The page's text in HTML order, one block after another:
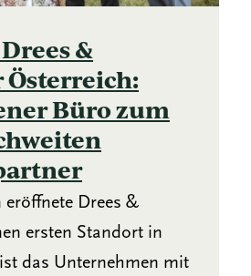
&
Österreich:
Büro zum
eröffnete Drees &
ersten Standort in
das Unternehmen mit